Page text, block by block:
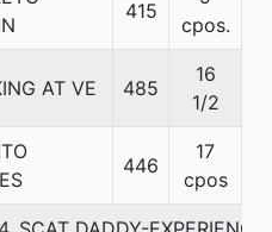
415
cpos.
AT VE 485
16
1/2
446
17
cpos